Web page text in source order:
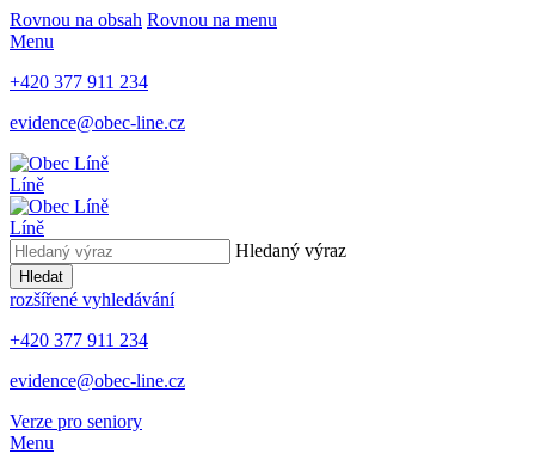
Rovnou na obsah Rovnou na menu
Menu
+420 377 911 234
evidence@obec-line.cz
Líně
Líně
Hledaný výraz
Hledat
rozšířené vyhledávání
+420 377 911 234
evidence@obec-line.cz
Verze pro seniory
Menu